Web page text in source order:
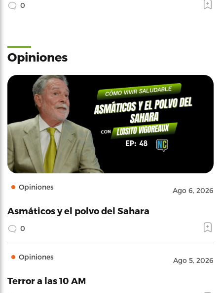
0
Opiniones
Opiniones Ago 6, 2026
Asmáticos y el polvo del Sahara
0
Opiniones Ago 5, 2026
Terror a las 10 AM